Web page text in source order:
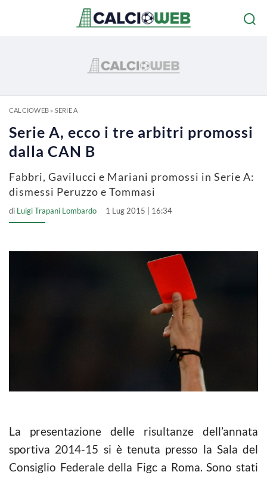
CALCIOWEB» SERIE A
Serie A, ecco i tre arbitri promossi
dalla CAN B
Fabbri, Gavilucci e Mariani promossi in Serie A:
dismessi Peruzzo e Tommasi
di Luigi Trapani Lombardo 1 Lug 2015 | 16:34
La presentazione delle risultanze dell’annata
sportiva 2014-15 si è tenuta presso la Sala del
Consiglio Federale della Figc a Roma. Sono stati